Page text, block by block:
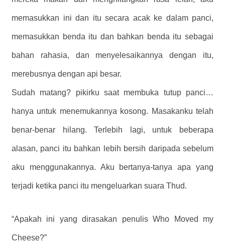
memasukkan ini dan itu secara acak ke dalam panci,
memasukkan benda itu dan bahkan benda itu sebagai
bahan rahasia, dan menyelesaikannya dengan itu,
merebusnya dengan api besar.
Sudah matang? pikirku saat membuka tutup panci…
hanya untuk menemukannya kosong. Masakanku telah
benar-benar hilang. Terlebih lagi, untuk beberapa
alasan, panci itu bahkan lebih bersih daripada sebelum
aku menggunakannya. Aku bertanya-tanya apa yang
terjadi ketika panci itu mengeluarkan suara Thud.
“Apakah ini yang dirasakan penulis Who Moved my
Cheese?”